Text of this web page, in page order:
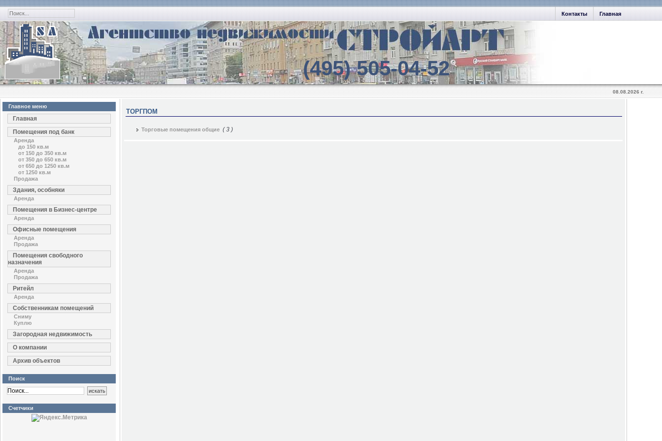
Главная
Контакты
(495) 505-04-52
08.08.2026 г.
Главное меню
Главная
Помещения под банк
Аренда
до 150 кв.м
от 150 до 350 кв.м
от 350 до 650 кв.м
от 650 до 1250 кв.м
от 1250 кв.м
Продажа
Здания, особняки
Аренда
Помещения в Бизнес-центре
Аренда
Офисные помещения
Аренда
Продажа
Помещения свободного
назначения
Аренда
Продажа
Ритейл
Аренда
Собственникам помещений
Сниму
Куплю
Загородная недвижимость
О компании
Архив объектов
Поиск
Счетчики
ТОРГПОМ
Торговые помещения общие ( 3 )